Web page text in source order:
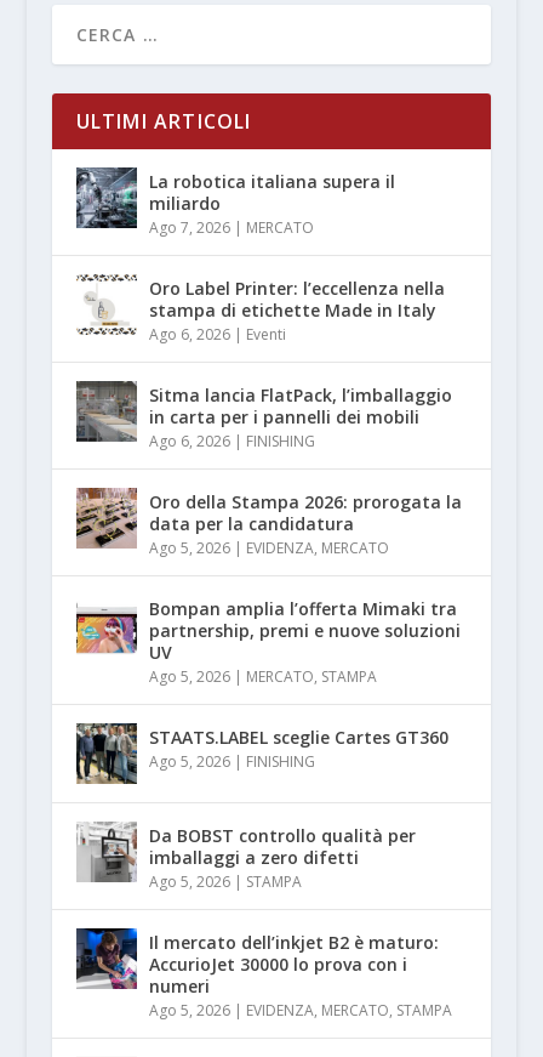
ULTIMI ARTICOLI
La robotica italiana supera il
miliardo
Ago 7, 2026| MERCATO
Oro Label Printer: l’eccellenza nella
stampa di etichette Made in Italy
Ago 6, 2026| Eventi
Sitma lancia FlatPack, l’imballaggio
in carta per i pannelli dei mobili
Ago 6, 2026| FINISHING
Oro della Stampa 2026: prorogata la
data per la candidatura
Ago 5, 2026| EVIDENZA, MERCATO
Bompan amplia l’offerta Mimaki tra
partnership, premi e nuove soluzioni
UV
Ago 5, 2026| MERCATO, STAMPA
STAATS.LABEL sceglie Cartes GT360
Ago 5, 2026| FINISHING
Da BOBST controllo qualità per
imballaggi a zero difetti
Ago 5, 2026| STAMPA
Il mercato dell’inkjet B2 è maturo:
AccurioJet 30000 lo prova con i
numeri
Ago 5, 2026| EVIDENZA, MERCATO, STAMPA